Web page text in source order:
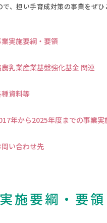
で、担い手育成対策の事業をぜひ
実施要綱・要領
乳業産業基盤強化基金 関連
資料等
年から2025年度までの事業実
問い合わせ先
施要綱・要領